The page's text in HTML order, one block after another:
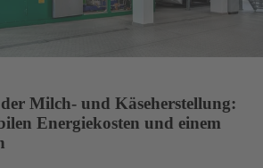
Milch- und Käseherstellung:
Energiekosten und einem